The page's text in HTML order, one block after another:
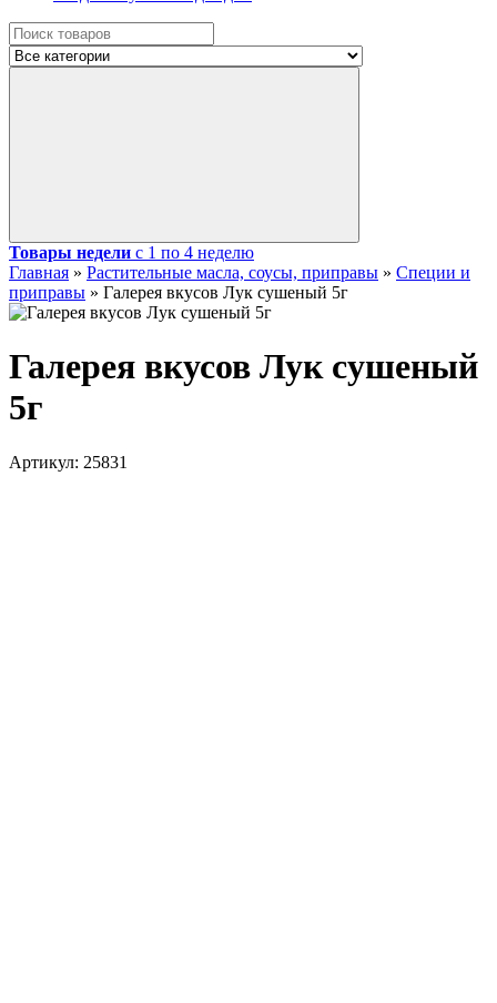
Товары недели с 1 по 4 неделю
Главная » Растительные масла, соусы, приправы » Специи и
приправы » Галерея вкусов Лук сушеный 5г
Галерея вкусов Лук сушеный
5г
Артикул: 25831